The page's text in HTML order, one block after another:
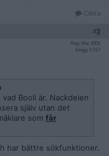
Citera
#3
Reg: Mar 2006
Inlägg: 5 217
Booli är. Nackdelen
själv utan det
som får
har bättre sökfunktioner.